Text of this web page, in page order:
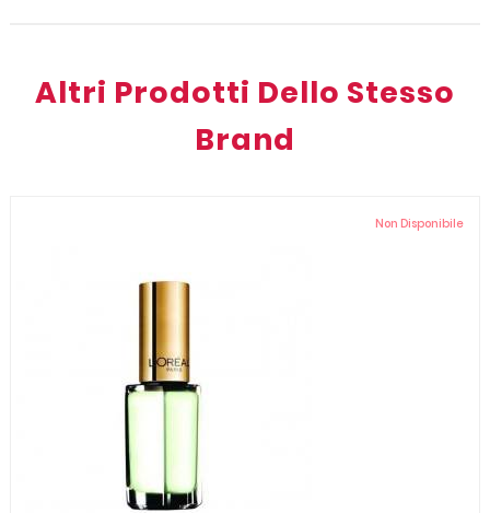
Altri Prodotti Dello Stesso
Brand
Non Disponibile